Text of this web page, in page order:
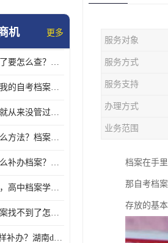
机 更多
长沙档案不见了要怎么查？档案查询 档案补办
为什么都不收我的自考档案？自考档案怎么存档？
以为档案没用就从来没管过，现在要用档案该怎么办？
档案存放有什么方法？档案在手里为什么不能用
档案丢失了怎么补办档案？湖南档案补办 档案补办方法
准备出国留学，高中档案学校发给我了怎么办？
单位调档，档案找不到了怎么办？
dangan丢失怎样补办？湖南dangan丢失补办流程介绍！
服务对象
服务方式
服务支持
办理方式
业务范围
档案在手
那自考档
存放的基本